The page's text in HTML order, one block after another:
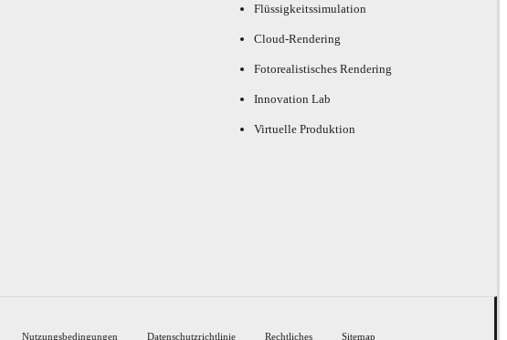
Flüssigkeitssimulation
Cloud-Rendering
Fotorealistisches Rendering
Innovation Lab
Virtuelle Produktion
Nutzungsbedingungen Datenschutzrichtlinie Rechtliches Sitemap